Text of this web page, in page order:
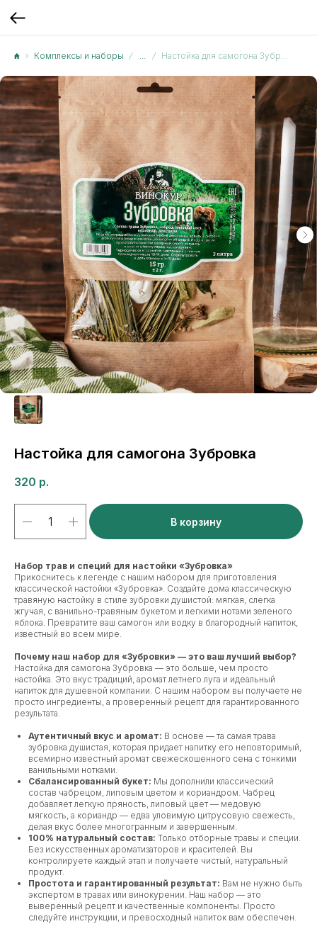
Комплексы и наборы ... Настойка для самогона Зубровка
Настойка для самогона Зубровка
320 р.
В корзину
Набор трав и специй для настойки «Зубровка»
Прикоснитесь к легенде с нашим набором для приготовления
классической настойки «Зубровка». Создайте дома классическую
травяную настойку в стиле зубровки душистой: мягкая, слегка
жгучая, с ванильно-травяным букетом и легкими нотами зеленого
яблока. Превратите ваш самогон или водку в благородный напиток,
известный во всем мире.
Почему наш набор для «Зубровки» — это ваш лучший выбор?
Настойка для самогона Зубровка — это больше, чем просто
настойка. Это вкус традиций, аромат летнего луга и идеальный
напиток для душевной компании. С нашим набором вы получаете не
просто ингредиенты, а проверенный рецепт для гарантированного
результата.
Аутентичный вкус и аромат: В основе — та самая трава
зубровка душистая, которая придает напитку его неповторимый,
всемирно известный аромат свежескошенного сена с тонкими
ванильными нотками.
Сбалансированный букет: Мы дополнили классический
состав чабрецом, липовым цветом и кориандром. Чабрец
добавляет легкую пряность, липовый цвет — медовую
мягкость, а кориандр — едва уловимую цитрусовую свежесть,
делая вкус более многогранным и завершенным.
100% натуральный состав: Только отборные травы и специи.
Без искусственных ароматизаторов и красителей. Вы
контролируете каждый этап и получаете чистый, натуральный
продукт.
Простота и гарантированный результат: Вам не нужно быть
экспертом в травах или винокурении. Наш набор — это
выверенный рецепт и качественные компоненты. Просто
следуйте инструкции, и превосходный напиток вам обеспечен.